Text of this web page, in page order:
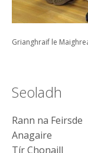
Grianghraif le
Seoladh
Rann na Feirsde
Anagaire
Tír Chonaill